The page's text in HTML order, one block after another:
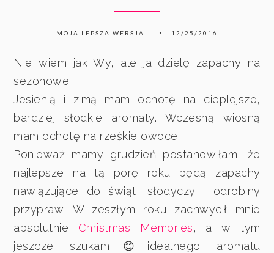
MOJA LEPSZA WERSJA 12/25/2016
Nie wiem jak Wy, ale ja dzielę zapachy na
sezonowe.
Jesienią i zimą mam ochotę na cieplejsze,
bardziej słodkie aromaty. Wczesną wiosną
mam ochotę na rześkie owoce.
Ponieważ mamy grudzień postanowiłam, że
najlepsze na tą porę roku będą zapachy
nawiązujące do świąt, słodyczy i odrobiny
przypraw. W zeszłym roku zachwycił mnie
absolutnie Christmas Memories, a w tym
jeszcze szukam😊idealnego aromatu